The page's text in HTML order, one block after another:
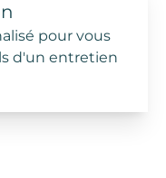
pour vous
d'un entretien